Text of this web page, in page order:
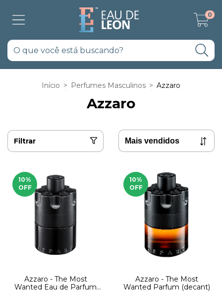
0
Início > Perfumes Masculinos > Azzaro
Azzaro
Filtrar
10%
OFF
Azzaro - The Most
Wanted Eau de Parfum
10%
OFF
Azzaro - The Most
Wanted Parfum (decant)